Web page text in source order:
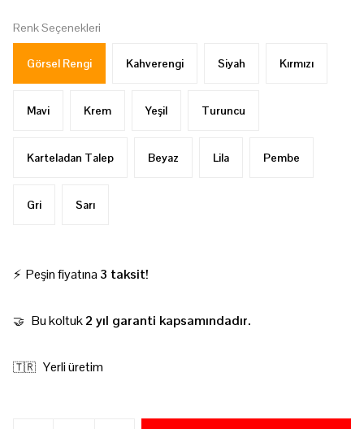
Renk Seçenekleri
Görsel Rengi Kahverengi Siyah Kırmızı
Mavi Krem Yeşil Turuncu
Karteladan Talep Beyaz Lila Pembe
Gri Sarı
⚡ Peşin fiyatına 3 taksit!
🤝 Bu koltuk2 yıl garanti kapsamındadır.
🇹🇷 Yerli üretim